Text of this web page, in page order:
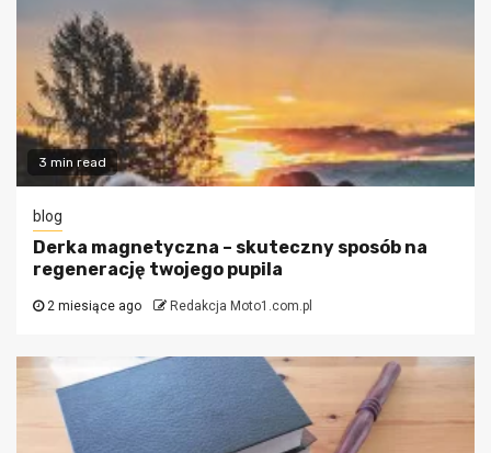
3 min read
blog
Derka magnetyczna – skuteczny sposób na
regenerację twojego pupila
2 miesiące ago Redakcja Moto1.com.pl